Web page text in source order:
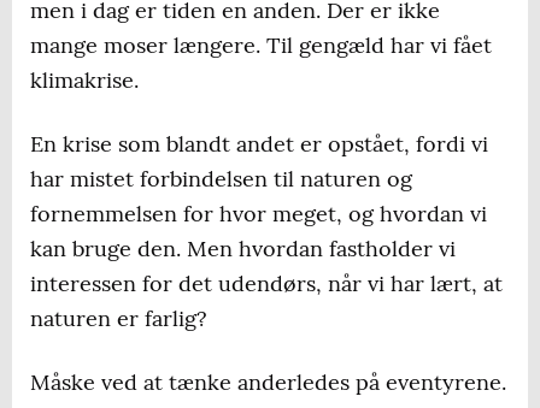
men i dag er tiden en anden. Der er ikke
mange moser længere. Til gengæld har vi fået
klimakrise.
En krise som blandt andet er opstået, fordi vi
har mistet forbindelsen til naturen og
fornemmelsen for hvor meget, og hvordan vi
kan bruge den. Men hvordan fastholder vi
interessen for det udendørs, når vi har lært, at
naturen er farlig?
Måske ved at tænke anderledes på eventyrene.